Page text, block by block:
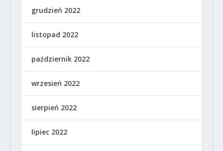
grudzień 2022
listopad 2022
październik 2022
wrzesień 2022
sierpień 2022
lipiec 2022